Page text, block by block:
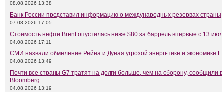
08.08.2026 13:38
Банк России представил информацию о международных резервах страны
07.08.2026 17:05
Стоимость нефти Brent опустилась ниже $80 за баррель впервые с 13
04.08.2026 17:11
СМИ назвали обмеление Рейна и Дуная угрозой энергетике и экономике
04.08.2026 13:49
Почти все страны G7 тратят на долги больше, чем на оборону, сообщили в
Bloomberg
04.08.2026 13:19